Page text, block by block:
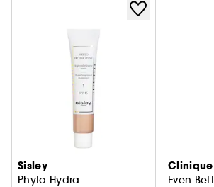
Sisley
Phyto-Hydra
Clinique
Even